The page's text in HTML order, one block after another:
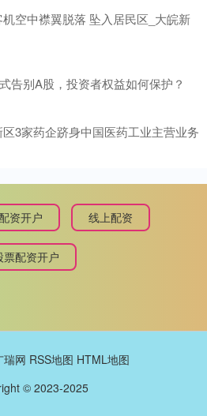
空中襟翼脱落 坠入居民区_大皖新
告别A股，投资者权益如何保护？
3家药企跻身中国医药工业主营业务
资开户 线上配资
票配资开户
瑞网 RSS地图 HTML地图
© 2023-2025